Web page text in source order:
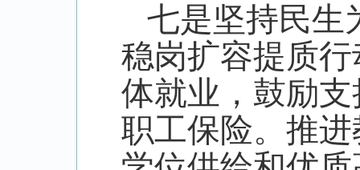
七是坚持民生
稳岗扩容提质
体就业，鼓励
职工保险。推